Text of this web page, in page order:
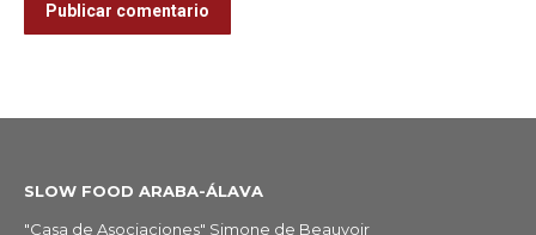
Publicar comentario
SLOW FOOD ARABA-ÁLAVA
"Casa de Asociaciones" Simone de Beauvoir